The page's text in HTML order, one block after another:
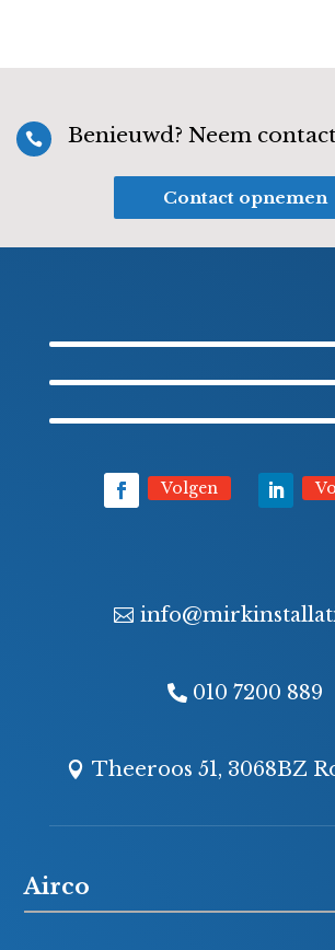
 Benieuwd? Neem
Contact opnemen
Volgen
010 7200 889
Theeroos 51, 3068BZ
Airco